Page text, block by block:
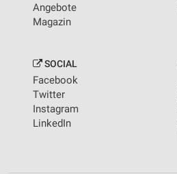
Angebote
Magazin
SOCIAL
Facebook
Twitter
Instagram
LinkedIn